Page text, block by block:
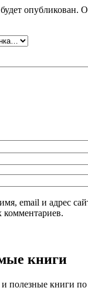
опубликован.
email и адрес
книги
полезные книги